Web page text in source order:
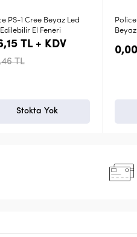
Police PC-602 Kalem Tipi Pilli
Beyaz Led Doktor Feneri
0,00 TL + KDV